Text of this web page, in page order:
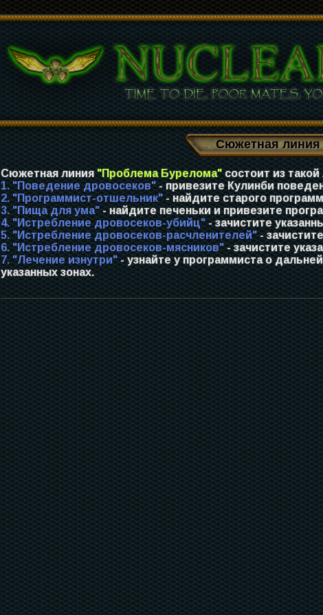
Сюжетная
Сюжетная линия"Проблема Бурелома"состоит из
1. "Поведение дровосеков"- привезите Кулинби
2. "Программист-отшельник" - найдите старого
3. "Пища для ума" - найдите печеньки и привезите
4. "Истребление дровосеков-убийц"- зачистите
5. "Истребление дровосеков-расчленителей" -
6. "Истребление дровосеков-мясников" - зачистите
7. "Лечение изнутри" - узнайте у программиста о
указанных зонах.